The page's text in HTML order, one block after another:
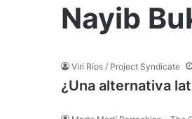
Nayib
Viri Ríos / Project Syndicate
¿Una alternativa